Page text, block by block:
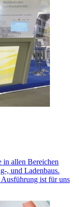
in allen Bereichen
, und Ladenbaus.
ist für uns